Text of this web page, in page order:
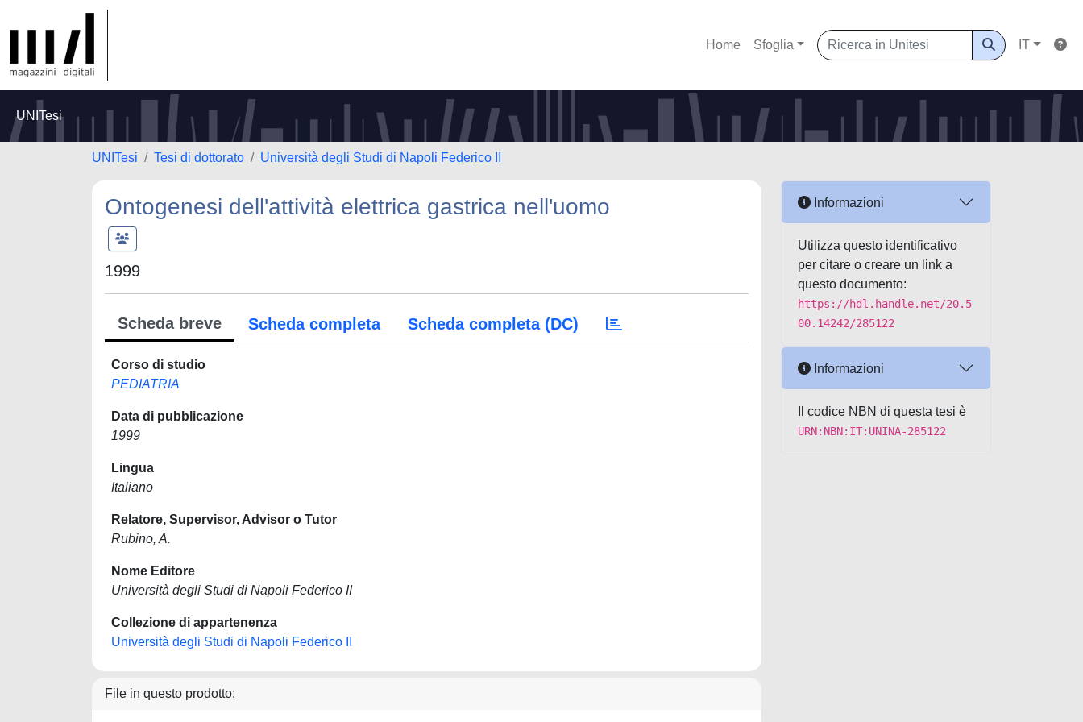
Home Sfoglia IT
UNITesi
UNITesi Tesi di dottorato Università degli Studi di Napoli Federico II
Ontogenesi dell'attività elettrica gastrica nell'uomo
1999
Scheda breve Scheda completa Scheda completa (DC)
Corso di studio
PEDIATRIA
Data di pubblicazione
1999
Lingua
Italiano
Relatore, Supervisor, Advisor o Tutor
Rubino, A.
Nome Editore
Università degli Studi di Napoli Federico II
Collezione di appartenenza
Università degli Studi di Napoli Federico II
File in questo prodotto:
Informazioni
Utilizza questo identificativo
per citare o creare un link a
questo documento:
https://hdl.handle.net/20.5
00.14242/285122
Informazioni
Il codice NBN di questa tesi è
URN:NBN:IT:UNINA-285122